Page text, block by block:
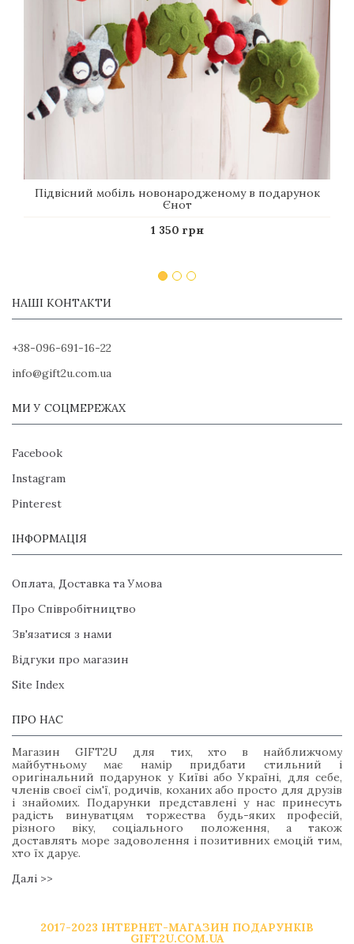
Підвісний мобіль новонародженому в подарунок
Єнот
1 350 грн
НАШІ КОНТАКТИ
+38-096-691-16-22
info@gift2u.com.ua
МИ У СОЦМЕРЕЖАХ
Facebook
Instagram
Pinterest
ІНФОРМАЦІЯ
Оплата, Доставка та Умова
Про Співробітництво
Зв'язатися з нами
Відгуки про магазин
Site Index
ПРО НАС
Магазин GIFT2U для тих, хто в найближчому
майбутньому має намір придбати стильний і
оригінальний подарунок у Київі або Україні, для себе,
членів своєї сім'ї, родичів, коханих або просто для друзів
і знайомих. Подарунки представлені у нас принесуть
радість винуватцям торжества будь-яких професій,
різного віку, соціального положення, а також
доставлять море задоволення і позитивних емоцій тим,
хто їх дарує.
Далі >>
2017-2023 ІНТЕРНЕТ-МАГАЗИН ПОДАРУНКІВ
GIFT2U.COM.UA